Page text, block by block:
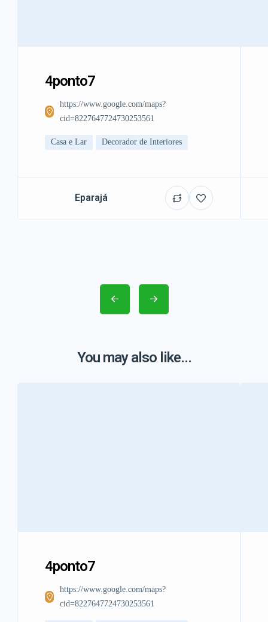
4ponto7
https://www.google.com/maps?
cid=8227647724730253561
Casa e Lar Decorador de Interiores
Eparajá
You may also like...
4ponto7
https://www.google.com/maps?
cid=8227647724730253561